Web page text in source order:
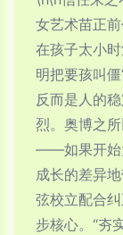
女艺术苗正
在孩子太小
明把要孩叫僵
反而是人的
烈。奥博之
——如果开始
成长的差异
弦校立配合
步核心。“夯